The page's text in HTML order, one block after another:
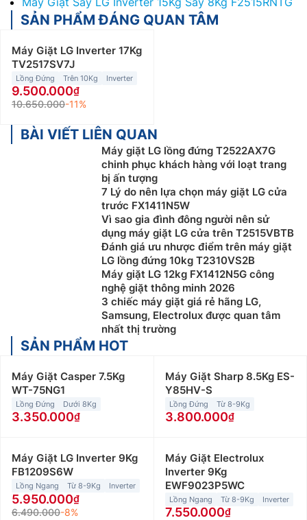
SẢN PHẨM ĐÁNG QUAN TÂM
Máy Giặt LG Inverter 17Kg
TV2517SV7J
Lồng Đứng Trên 10Kg Inverter
9.500.000
10.650.000-11%
BÀI VIẾT LIÊN QUAN
Máy giặt LG lồng đứng T2522AX7G
chinh phục khách hàng với loạt trang
bị ấn tượng
7 Lý do nên lựa chọn máy giặt LG cửa
trước FX1411N5W
Vì sao gia đình đông người nên sử
dụng máy giặt LG cửa trên T2515VBTB
Đánh giá ưu nhược điểm trên máy giặt
LG lồng đứng 10kg T2310VS2B
Máy giặt LG 12kg FX1412N5G công
nghệ giặt thông minh 2026
3 chiếc máy giặt giá rẻ hãng LG,
Samsung, Electrolux được quan tâm
nhất thị trường
SẢN PHẨM HOT
Máy Giặt Casper 7.5Kg
WT-75NG1
Lồng Đứng Dưới 8Kg
3.350.000
Máy Giặt Sharp 8.5Kg ES-
Y85HV-S
Lồng Đứng Từ 8-9Kg
3.800.000
Máy Giặt LG Inverter 9Kg
FB1209S6W
Lồng Ngang Từ 8-9Kg Inverter
5.950.000
6.490.000-8%
Máy Giặt Electrolux
Inverter 9Kg
EWF9023P5WC
Lồng Ngang Từ 8-9Kg Inverter
7.550.000